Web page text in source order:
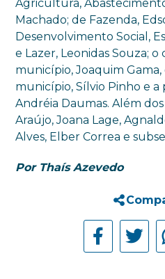
Agricultura,
Machado; de Fazenda,
Desenvolvimento Social,
e Lazer, Leonidas Souza;
município, Joaquim
município, Sílvio Pinho e
Andréia Daumas. Além
Araújo, Joana Lage,
Alves, Elber Correa e
Por Thaís Azevedo